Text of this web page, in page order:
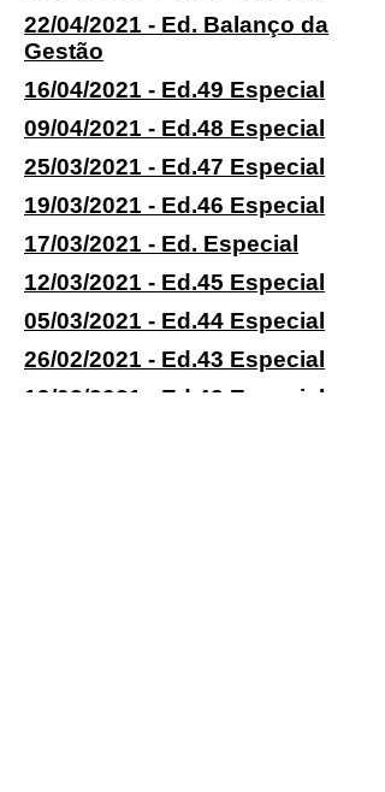
22/04/2021 - Ed. Balanço da
Gestão
16/04/2021 - Ed.49 Especial
09/04/2021 - Ed.48 Especial
25/03/2021 - Ed.47 Especial
19/03/2021 - Ed.46 Especial
17/03/2021 - Ed. Especial
12/03/2021 - Ed.45 Especial
05/03/2021 - Ed.44 Especial
26/02/2021 - Ed.43 Especial
19/02/2021 - Ed.42 Especial